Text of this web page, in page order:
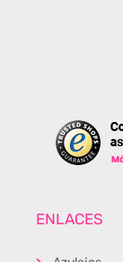
ENLACES